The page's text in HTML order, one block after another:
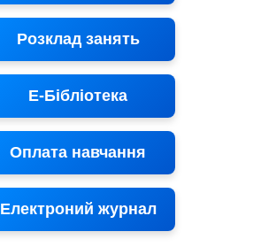
Розклад занять
Е-Бібліотека
Оплата навчання
Електроний журнал